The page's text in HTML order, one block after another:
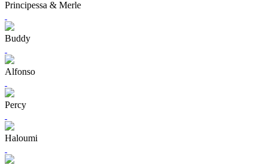
Principessa & Merle
Buddy
Alfonso
Percy
Haloumi